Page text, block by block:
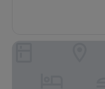
anmeldelser)